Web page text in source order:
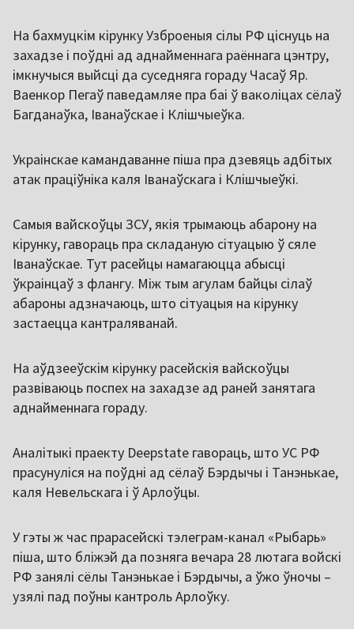
На бахмуцкім кірунку Узброеныя сілы РФ ціснуць на
захадзе і поўдні ад аднайменнага раённага цэнтру,
імкнучыся выйсці да суседняга гораду Часаў Яр.
Ваенкор Пегаў паведамляе пра баі ў ваколіцах сёлаў
Багданаўка, Іванаўскае і Клішчыеўка.
Украінскае камандаванне піша пра дзевяць адбітых
атак праціўніка каля Іванаўскага і Клішчыеўкі.
Самыя вайскоўцы ЗСУ, якія трымаюць абарону на
кірунку, гавораць пра складаную сітуацыю ў сяле
Іванаўскае. Тут расейцы намагаюцца абысці
ўкраінцаў з флангу. Між тым агулам байцы сілаў
абароны адзначаюць, што сітуацыя на кірунку
застаецца кантраляванай.
На аўдзееўскім кірунку расейскія вайскоўцы
развіваюць поспех на захадзе ад раней занятага
аднайменнага гораду.
Аналітыкі праекту Deepstate гавораць, што УС РФ
прасунуліся на поўдні ад сёлаў Бэрдычы і Танэнькае,
каля Невельскага і ў Арлоўцы.
У гэты ж час прарасейскі тэлеграм-канал «Рыбарь»
піша, што бліжэй да позняга вечара 28 лютага войскі
РФ занялі сёлы Танэнькае і Бэрдычы, а ўжо ўночы –
узялі пад поўны кантроль Арлоўку.